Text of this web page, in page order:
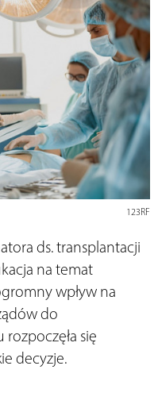
123RF
ds. transplantacji
na temat
wpływ na
do
rozpoczęła się
decyzje.